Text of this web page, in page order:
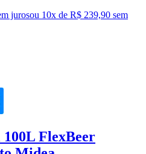
jurosou 10x de R$ 239,90 sem
FlexBeer